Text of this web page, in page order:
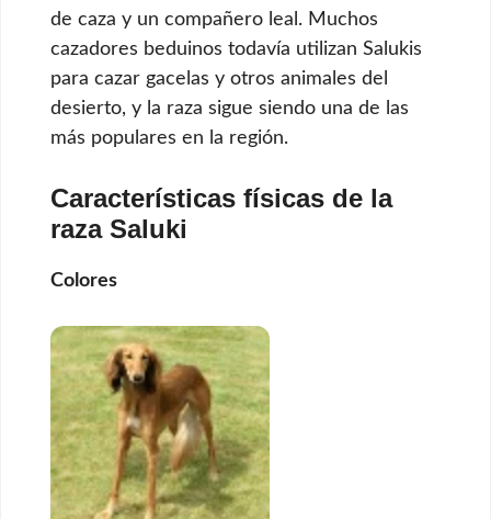
de caza y un compañero leal. Muchos
cazadores beduinos todavía utilizan Salukis
para cazar gacelas y otros animales del
desierto, y la raza sigue siendo una de las
más populares en la región.
Características físicas de la
raza Saluki
Colores